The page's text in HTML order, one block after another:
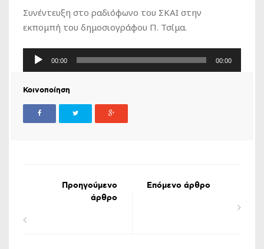
Συνέντευξη στο ραδιόφωνο του ΣΚΑΙ στην
εκπομπή του δημοσιογράφου Π. Τσίμα.
Πρόγραμμα
00:00 00:00
Κοινοποίηση
Προηγούμενο
άρθρο
Επόμενο άρθρο